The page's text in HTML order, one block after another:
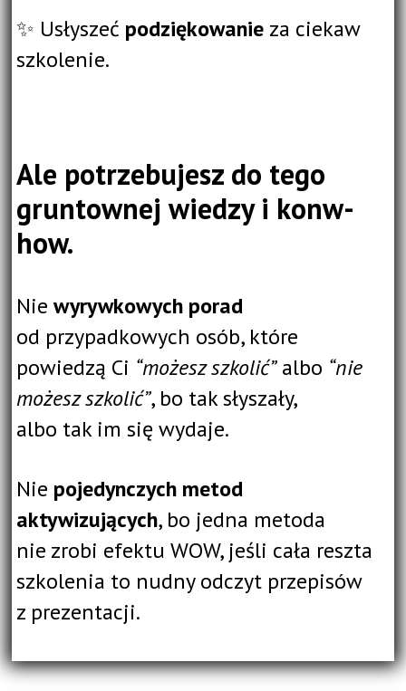
✨ Usłyszeć podziękowanie za ciekaw
szkolenie.
Ale potrzebujesz do tego
gruntownej wiedzy i konw-
how.
Nie wyrywkowych porad
od przypadkowych osób, które
powiedzą Ci “możesz szkolić”albo “nie
możesz szkolić”, bo tak słyszały,
albo tak im się wydaje.
Nie pojedynczych metod
aktywizujących, bo jedna metoda
nie zrobi efektu WOW, jeśli cała reszta
szkolenia to nudny odczyt przepisów
z prezentacji.